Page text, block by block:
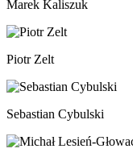
Marek Kaliszuk
Piotr Zelt
Sebastian Cybulski